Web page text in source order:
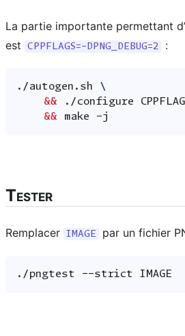
La partie importante permettant
est
CPPFLAGS=-DPNG_DEBUG=2 :
./autogen.sh
\
&&
./configure
&&
make
Tester
Remplacer IMAGE par un fichier
./pngtest --strict